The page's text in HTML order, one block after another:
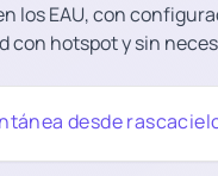
los EAU, con
hotspot y sin
desde